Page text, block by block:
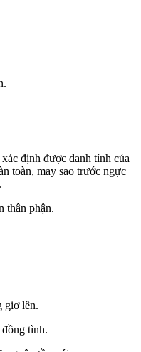
định được danh tính của
toàn, may sao trước ngực
thân phận.
giơ lên.
tình.